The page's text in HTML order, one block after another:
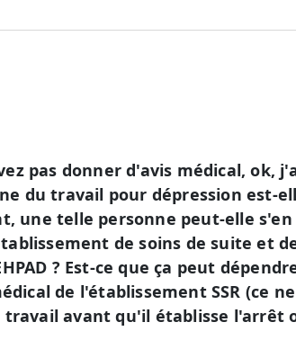
pas donner d'avis médical, ok,
du travail pour dépression est-
une telle personne peut-elle
de soins de suite et
? Est-ce que ça peut
de l'établissement SSR (ce
avant qu'il établisse l'arrêt